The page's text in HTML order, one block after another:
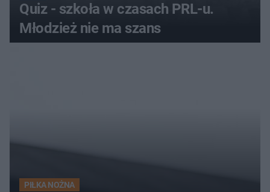
Quiz - szkoła w czasach PRL-u.
Młodzież nie ma szans
PIŁKA NOŻNA